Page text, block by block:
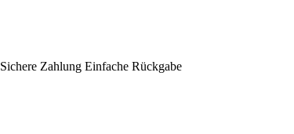
Sichere Zahlung Einfache Rückgabe